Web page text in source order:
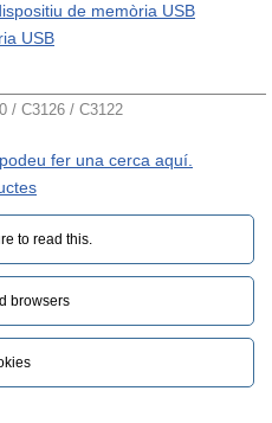
de memòria USB
USB
/ C3126 / C3122
fer una cerca aquí.
to read this.‎
browsers